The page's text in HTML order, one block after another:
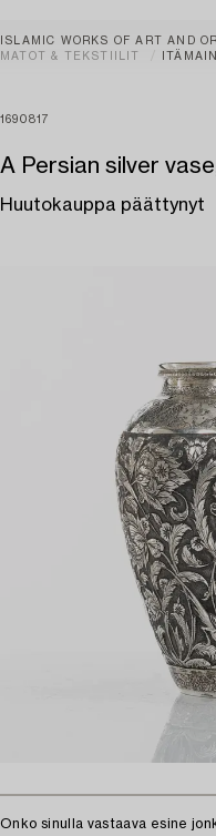
ISLAMIC WORKS OF ART AND
MATOT & TEKSTIILIT
1690817
A Persian silver
Huutokauppa päättynyt
Onko sinulla vastaava esine